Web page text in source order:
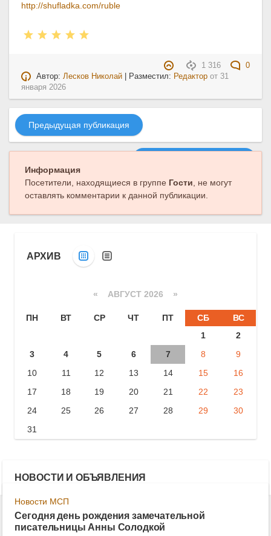
http://shufladka.com/ruble
1 316
0
Автор:Лесков Николай | Разместил: Редактор от 31
января 2026
Предыдущая публикация
Информация
Посетители, находящиеся в группе Гости, не могут
оставлять комментарии к данной публикации.
АРХИВ
« АВГУСТ 2026 »
ПН ВТ СР ЧТ ПТ СБ
ВС
1
2
3
4 5 6 7 8
9
10
11 12 13 14 15
16
17
18 19 20 21 22
23
24
25 26 27 28 29
30
31
НОВОСТИ И ОБЪЯВЛЕНИЯ
Новости МСП
Сегодня день рождения замечательной
писательницы Анны Солодкой